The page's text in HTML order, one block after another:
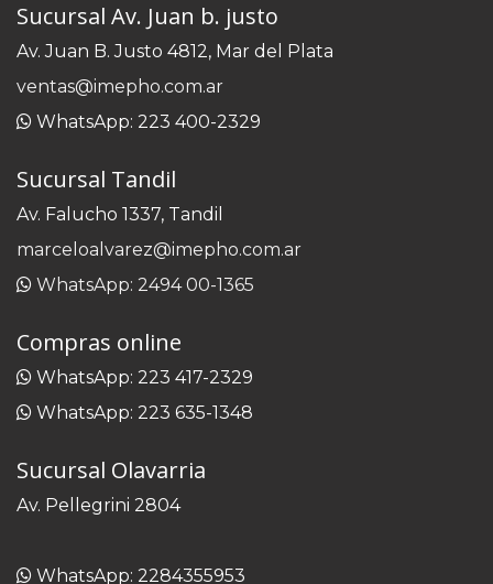
Sucursal Av. Juan b. justo
Av. Juan B. Justo 4812, Mar del Plata
ventas@imepho.com.ar
WhatsApp: 223 400-2329
Sucursal Tandil
Av. Falucho 1337, Tandil
marceloalvarez@imepho.com.ar
WhatsApp: 2494 00-1365
Compras online
WhatsApp: 223 417-2329
WhatsApp: 223 635-1348
Sucursal Olavarria
Av. Pellegrini 2804
WhatsApp: 2284355953